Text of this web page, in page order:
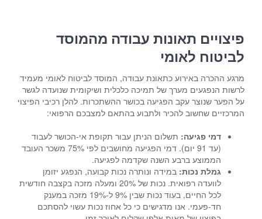
פיצויים תאונות עבודה מהמוסד
לביטוח לאומי
מרגע ההכרה באירוע כתאונת עבודה, המוסד לביטוח לאומי מעמיד
לרשות הנפגעים מערך של תמיכה כלכלית ושיקומית שנועדה לגשר
על הפער שנוצר עקב הפגיעה בכושר ההשתכרות. להלן רכיבי הפיצוי
המרכזיים שחשוב להכיר ולתבוע בהתאם למצבכם הרפואי:
דמי פגיעה: תשלום הניתן עבור תקופת אי-הכושר לעבוד
(עד 91 יום). דמי הפגיעה מחושבים לפי 75% משכר העובד
הממוצע ברבע השנה שקדמה לפגיעה.
גמלת נכות: במידה ונותרה נכות קבועה, הנפגע יזומן
לוועדה רפואית. נכות של 20% ומעלה מזכה בקצבה חודשית
לכל החיים, בעוד נכות שבין 9% ל-19% מזכה במענק
חד-פעמי. אנו מדגישים כי כל אחוז נכות עשוי להסתכם